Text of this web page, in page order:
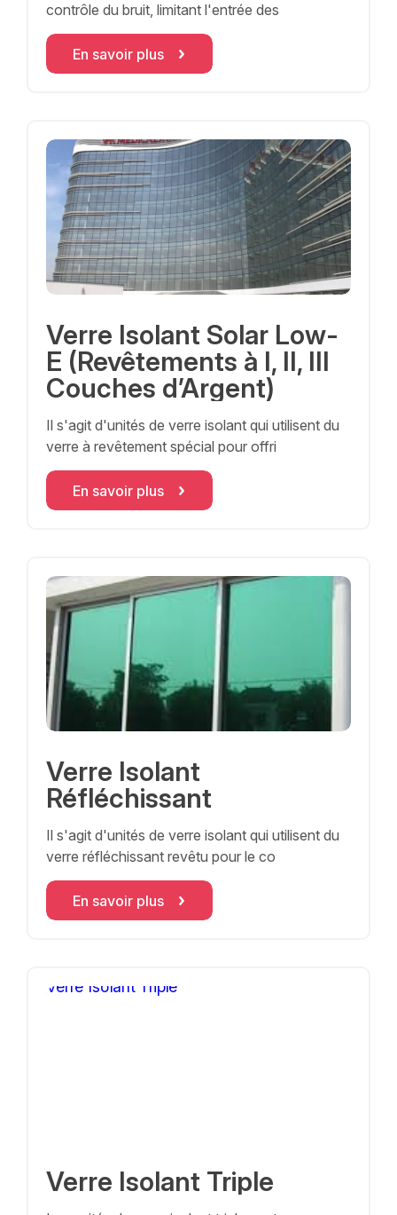
contrôle du bruit, limitant l'entrée des
En savoir plus
Verre Isolant Solar Low-
E (Revêtements à I, II, III
Couches d’Argent)
Il s'agit d'unités de verre isolant qui utilisent du
verre à revêtement spécial pour offri
En savoir plus
Verre Isolant
Réfléchissant
Il s'agit d'unités de verre isolant qui utilisent du
verre réfléchissant revêtu pour le co
En savoir plus
Verre Isolant Triple